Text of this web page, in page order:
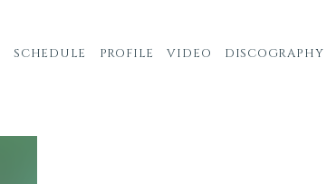
SCHEDULE PROFILE VIDEO DISCOGRAPHY